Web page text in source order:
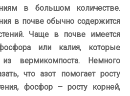
в большом количестве.
в почве обычно содержится
Чаще в почве имеется
или калия, которые
вермикомпоста. Немного
что азот помогает росту
фосфор – росту корней,